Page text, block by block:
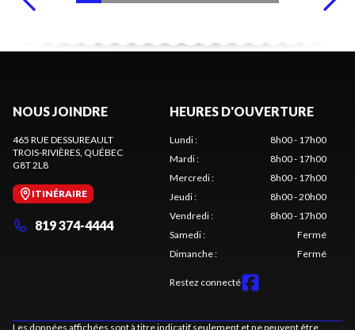
NOUS JOINDRE
465 RUE DESSUREAULT
TROIS-RIVIÈRES , QUÉBEC
G8T 2L8
ITINÉRAIRE
819 374-4444
HEURES D'OUVERTURE
Lundi:
8h00 - 17h00
Mardi:
8h00 - 17h00
Mercredi:
8h00 - 17h00
Jeudi:
8h00 - 20h00
Vendredi:
8h00 - 17h00
Samedi:
Fermé
Dimanche: Fermé
Restez connecté
Les données affichées sont à titre indicatif seulement et ne peuvent être